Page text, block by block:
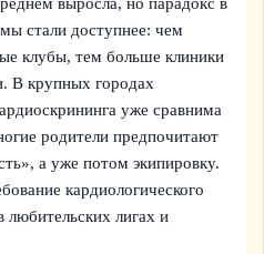
выросла, но парадокс в
стали доступнее: чем
клубы, тем больше клиники
В крупных городах
уже сравнима
родители предпочитают
а уже потом экипировку.
кардиологического
любительских лигах и